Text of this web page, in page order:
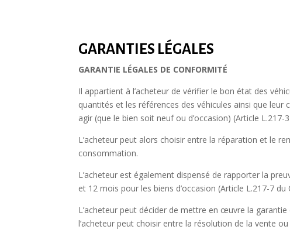
GARANTIES LÉGALES
GARANTIE LÉGALES DE CONFORMITÉ
Il appartient à l’acheteur de vérifier le bon état des
quantités et les références des véhicules ainsi que
agir (que le bien soit neuf ou d’occasion) (Article
L’acheteur peut alors choisir entre la réparation et le
consommation.
L’acheteur est également dispensé de rapporter la
et 12 mois pour les biens d’occasion (Article L.217-7
L’acheteur peut décider de mettre en œuvre la
l’acheteur peut choisir entre la résolution de la vente